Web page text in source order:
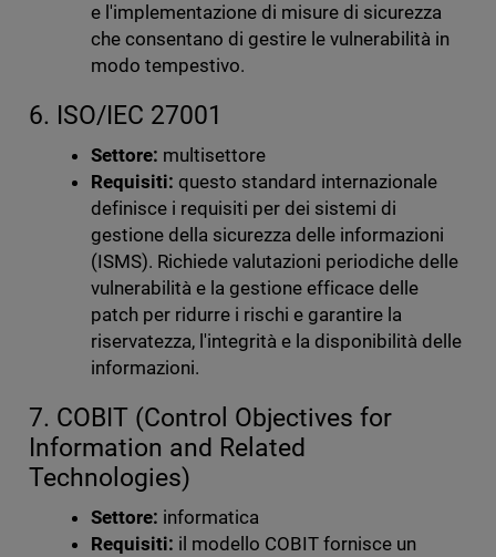
e l'implementazione di misure di sicurezza
che consentano di gestire le vulnerabilità in
modo tempestivo.
6. ISO/IEC 27001
Settore: multisettore
Requisiti: questo standard internazionale
definisce i requisiti per dei sistemi di
gestione della sicurezza delle informazioni
(ISMS). Richiede valutazioni periodiche delle
vulnerabilità e la gestione efficace delle
patch per ridurre i rischi e garantire la
riservatezza, l'integrità e la disponibilità delle
informazioni.
7. COBIT (Control Objectives for
Information and Related
Technologies)
Settore: informatica
Requisiti: il modello COBIT fornisce un